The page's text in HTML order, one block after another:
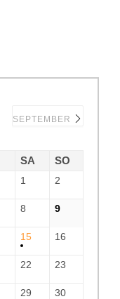
SEPTEMBER
SA SO
1 2
8 9
15 16
22 23
29 30